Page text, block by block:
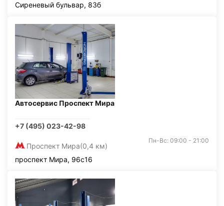
Сиреневый бульвар, 83б
Автосервис Проспект Мира
+7 (495) 023-42-98
Проспект Мира(0,4 км)
Пн-Вс: 09:00 - 21:00
проспект Мира, 96с16